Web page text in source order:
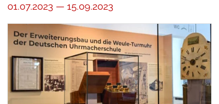
01.07.2023 — 15.09.2023